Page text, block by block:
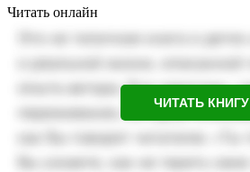
Читать онлайн
ЧИТАТЬ КНИГУ